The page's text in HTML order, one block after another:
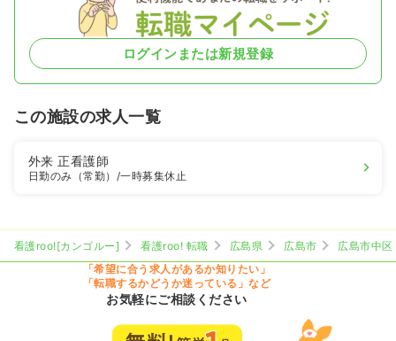
ログインまたは新規登録
この施設の求人一覧
外来正看護師
日勤のみ（常勤） /一時募集休止
看護roo![カンゴルー] 看護roo! 転職 広島県 広島市
広島市中区
「希望に合う求人があるか知りたい」
「転職するかどうか迷っている」など
お気軽にご相談ください